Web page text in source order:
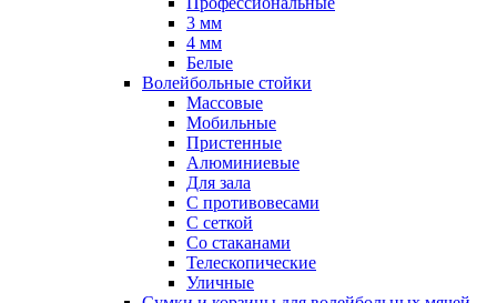
3 мм
4 мм
Белые
Волейбольные стойки
Массовые
Мобильные
Пристенные
Алюминиевые
Для зала
С противовесами
С сеткой
Со стаканами
Телескопические
Уличные